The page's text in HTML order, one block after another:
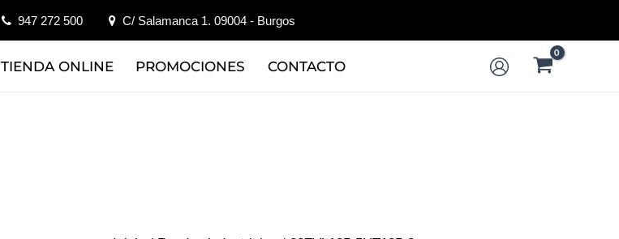
947 272 500 C/ Salamanca 1. 09004 - Burgos
TIENDA ONLINE PROMOCIONES CONTACTO